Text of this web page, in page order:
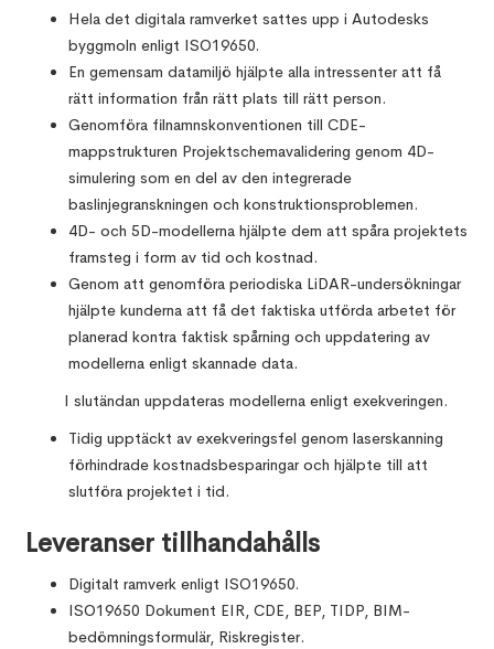
Hela det digitala ramverket sattes upp i Autodesks
byggmoln enligt ISO19650.
En gemensam datamiljö hjälpte alla intressenter att få
rätt information från rätt plats till rätt person.
Genomföra filnamnskonventionen till CDE-
mappstrukturen Projektschemavalidering genom 4D-
simulering som en del av den integrerade
baslinjegranskningen och konstruktionsproblemen.
4D- och 5D-modellerna hjälpte dem att spåra projektets
framsteg i form av tid och kostnad.
Genom att genomföra periodiska LiDAR-undersökningar
hjälpte kunderna att få det faktiska utförda arbetet för
planerad kontra faktisk spårning och uppdatering av
modellerna enligt skannade data.
I slutändan uppdateras modellerna enligt exekveringen.
Tidig upptäckt av exekveringsfel genom laserskanning
förhindrade kostnadsbesparingar och hjälpte till att
slutföra projektet i tid.
Leveranser tillhandahålls
Digitalt ramverk enligt ISO19650.
ISO19650 Dokument EIR, CDE, BEP, TIDP, BIM-
bedömningsformulär, Riskregister.